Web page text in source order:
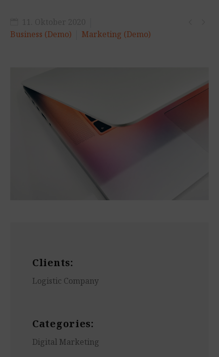
Business (Demo)
Marketing (Demo)
Clients:
Logistic Company
Categories:
Digital Marketing